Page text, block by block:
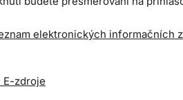
elektronických informačních
E-zdroje